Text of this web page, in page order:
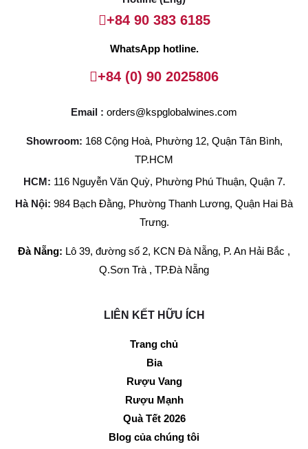
+84 90 383 6185
WhatsApp hotline.
+84 (0) 90 2025806
Email : orders@kspglobalwines.com
Showroom: 168 Cộng Hoà, Phường 12, Quận Tân Bình,
TP.HCM
HCM: 116 Nguyễn Văn Quỳ, Phường Phú Thuận, Quận 7.
Hà Nội: 984 Bạch Đằng, Phường Thanh Lương, Quận Hai Bà
Trưng.
Đà Nẵng: Lô 39, đường số 2, KCN Đà Nẵng, P. An Hải Bắc ,
Q.Sơn Trà , TP.Đà Nẵng
LIÊN KẾT HỮU ÍCH
Trang chủ
Bia
Rượu Vang
Rượu Mạnh
Quà Tết 2026
Blog của chúng tôi